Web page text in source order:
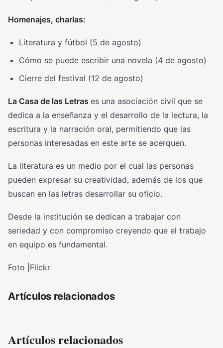
Homenajes, charlas:
Literatura y fútbol (5 de agosto)
Cómo se puede escribir una novela (4 de agosto)
Cierre del festival (12 de agosto)
La Casa de las Letras es una asociación civil que se
dedica a la enseñanza y el desarrollo de la lectura, la
escritura y la narración oral, permitiendo que las
personas interesadas en este arte se acerquen.
La literatura es un medio por el cual las personas
pueden expresar su creatividad, además de los que
buscan en las letras desarrollar su oficio.
Desde la institución se dedican a trabajar con
seriedad y con compromiso creyendo que el trabajo
en equipo es fundamental.
Foto |Flickr
Artículos relacionados
Artículos relacionados